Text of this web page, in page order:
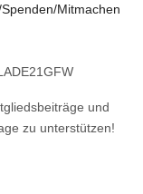
Mitmachen
und
zu unterstützen!